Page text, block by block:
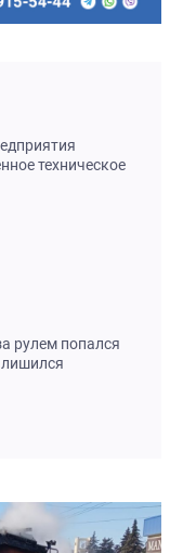
техническое
рулем попался